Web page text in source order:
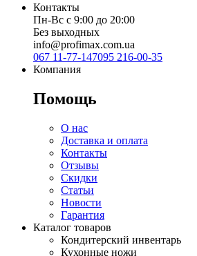
Контакты
Пн-Вс с 9:00 до 20:00
Без выходных
info@profimax.com.ua
067 11-77-147095 216-00-35
Компания
Помощь
О нас
Доставка и оплата
Контакты
Отзывы
Скидки
Статьи
Новости
Гарантия
Каталог товаров
Кондитерский инвентарь
Кухонные ножи